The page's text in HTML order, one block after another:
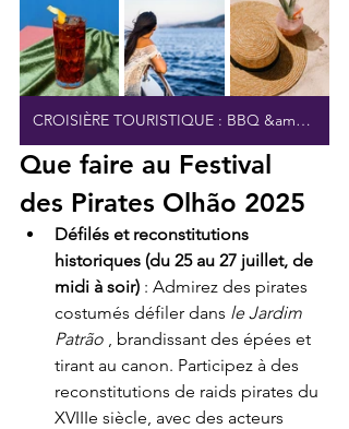
CROISIÈRE TOURISTIQUE : BBQ &amp; OPEN BAR
Que faire au Festival
des Pirates Olhão 2025
Défilés et reconstitutions
historiques (du 25 au 27 juillet, de
midi à soir) : Admirez des pirates
costumés défiler dans le Jardim
Patrão , brandissant des épées et
tirant au canon. Participez à des
reconstitutions de raids pirates du
XVIIIe siècle, avec des acteurs